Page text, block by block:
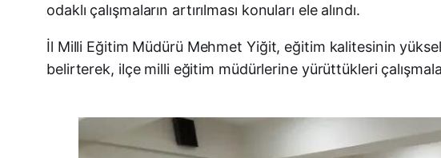
odaklı çalışmaların artırılması konuları ele alındı.
İl Milli Eğitim Müdürü Mehmet Yiğit, eğitim kalitesinin
belirterek, ilçe milli eğitim müdürlerine yürüttükleri